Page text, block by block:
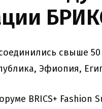
свыше
Эфиопия,
BRICS+ Fashion